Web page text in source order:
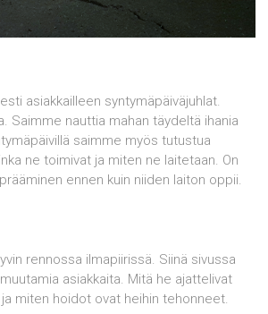
asiakkailleen syntymäpäiväjuhlat.
Saimme nauttia mahan täydeltä ihania
saimme myös tutustua
ne toimivat ja miten ne laitetaan. On
ennen kuin niiden laiton oppii.
rennossa ilmapiirissä. Siinä sivussa
asiakkaita. Mitä he ajattelivat
miten hoidot ovat heihin tehonneet.